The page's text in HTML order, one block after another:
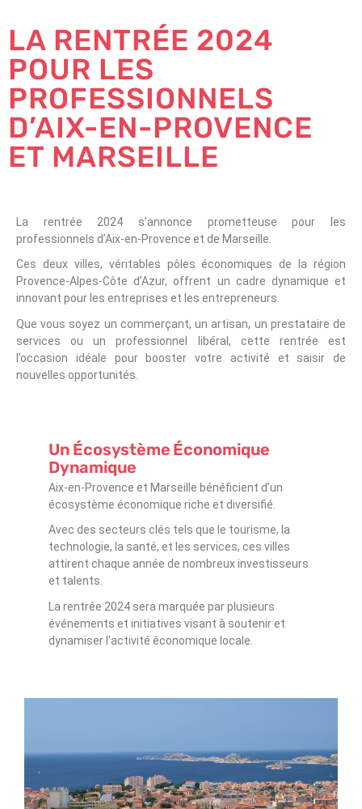
LA RENTRÉE 2024
POUR LES
PROFESSIONNELS
D’AIX-EN-PROVENCE
ET MARSEILLE
La rentrée 2024 s’annonce prometteuse pour les
professionnels d’Aix-en-Provence et de Marseille.
Ces deux villes, véritables pôles économiques de la région
Provence-Alpes-Côte d’Azur, offrent un cadre dynamique et
innovant pour les entreprises et les entrepreneurs.
Que vous soyez un commerçant, un artisan, un prestataire de
services ou un professionnel libéral, cette rentrée est
l’occasion idéale pour booster votre activité et saisir de
nouvelles opportunités.
Un Écosystème Économique
Dynamique
Aix-en-Provence et Marseille bénéficient d’un
écosystème économique riche et diversifié.
Avec des secteurs clés tels que le tourisme, la
technologie, la santé, et les services, ces villes
attirent chaque année de nombreux investisseurs
et talents.
La rentrée 2024 sera marquée par plusieurs
événements et initiatives visant à soutenir et
dynamiser l’activité économique locale.